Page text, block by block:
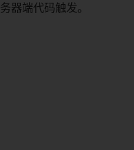
器端代码触发。